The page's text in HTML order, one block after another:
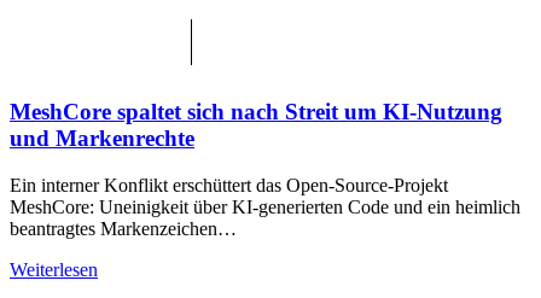
MeshCore spaltet sich nach Streit um KI-Nutzung
und Markenrechte
Ein interner Konflikt erschüttert das Open-Source-Projekt
MeshCore: Uneinigkeit über KI-generierten Code und ein heimlich
beantragtes Markenzeichen…
Weiterlesen